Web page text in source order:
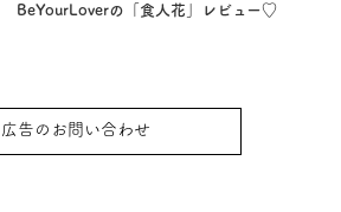
BeYourLoverの「食人花」レビュー♡
広告のお問い合わせ